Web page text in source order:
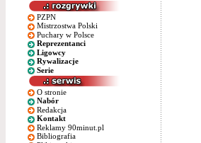
PZPN
Mistrzostwa Polski
Puchary w Polsce
Reprezentanci
Ligowcy
Rywalizacje
Serie
O stronie
Nabór
Redakcja
Kontakt
Reklamy 90minut.pl
Bibliografia